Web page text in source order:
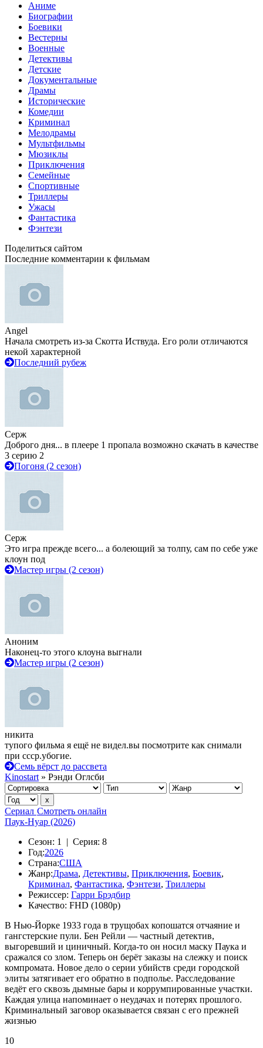
Аниме
Биографии
Боевики
Вестерны
Военные
Детективы
Детские
Документальные
Драмы
Исторические
Комедии
Криминал
Мелодрамы
Мультфильмы
Мюзиклы
Приключения
Семейные
Спортивные
Триллеры
Ужасы
Фантастика
Фэнтези
Поделиться сайтом
Последние комментарии к фильмам
Angel
Начала смотреть из-за Скотта Иствуда. Его роли отличаются
некой характерной
Последний рубеж
Серж
Доброго дня... в плеере 1 пропала возможно скачать в качестве
3 серию 2
Погоня (2 сезон)
Серж
Это игра прежде всего... а болеющий за толпу, сам по себе уже
клоун под
Мастер игры (2 сезон)
Аноним
Наконец-то этого клоуна выгнали
Мастер игры (2 сезон)
никита
тупого фильма я ещё не видел.вы посмотрите как снимали
при ссср.убогие.
Семь вёрст до рассвета
Kinostart » Рэнди Оглсби
Сериал Смотреть онлайн
Паук-Нуар (2026)
Сезон: 1 | Серия: 8
Год:2026
Страна:США
Жанр:Драма, Детективы, Приключения, Боевик,
Криминал, Фантастика, Фэнтези, Триллеры
Режиссер: Гарри Брэдбир
Качество: FHD (1080p)
В Нью-Йорке 1933 года в трущобах копошатся отчаяние и
гангстерские пули. Бен Рейли — частный детектив,
выгоревший и циничный. Когда-то он носил маску Паука и
сражался со злом. Теперь он берёт заказы на слежку и поиск
компромата. Новое дело о серии убийств среди городской
элиты затягивает его обратно в подполье. Расследование
ведёт его сквозь дымные бары и коррумпированные участки.
Каждая улица напоминает о неудачах и потерях прошлого.
Криминальный заговор оказывается связан с его прежней
жизнью
10